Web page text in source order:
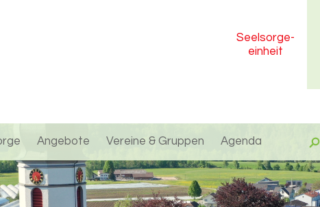
Seelsorge-
einheit
Angebote Vereine & Gruppen Agenda